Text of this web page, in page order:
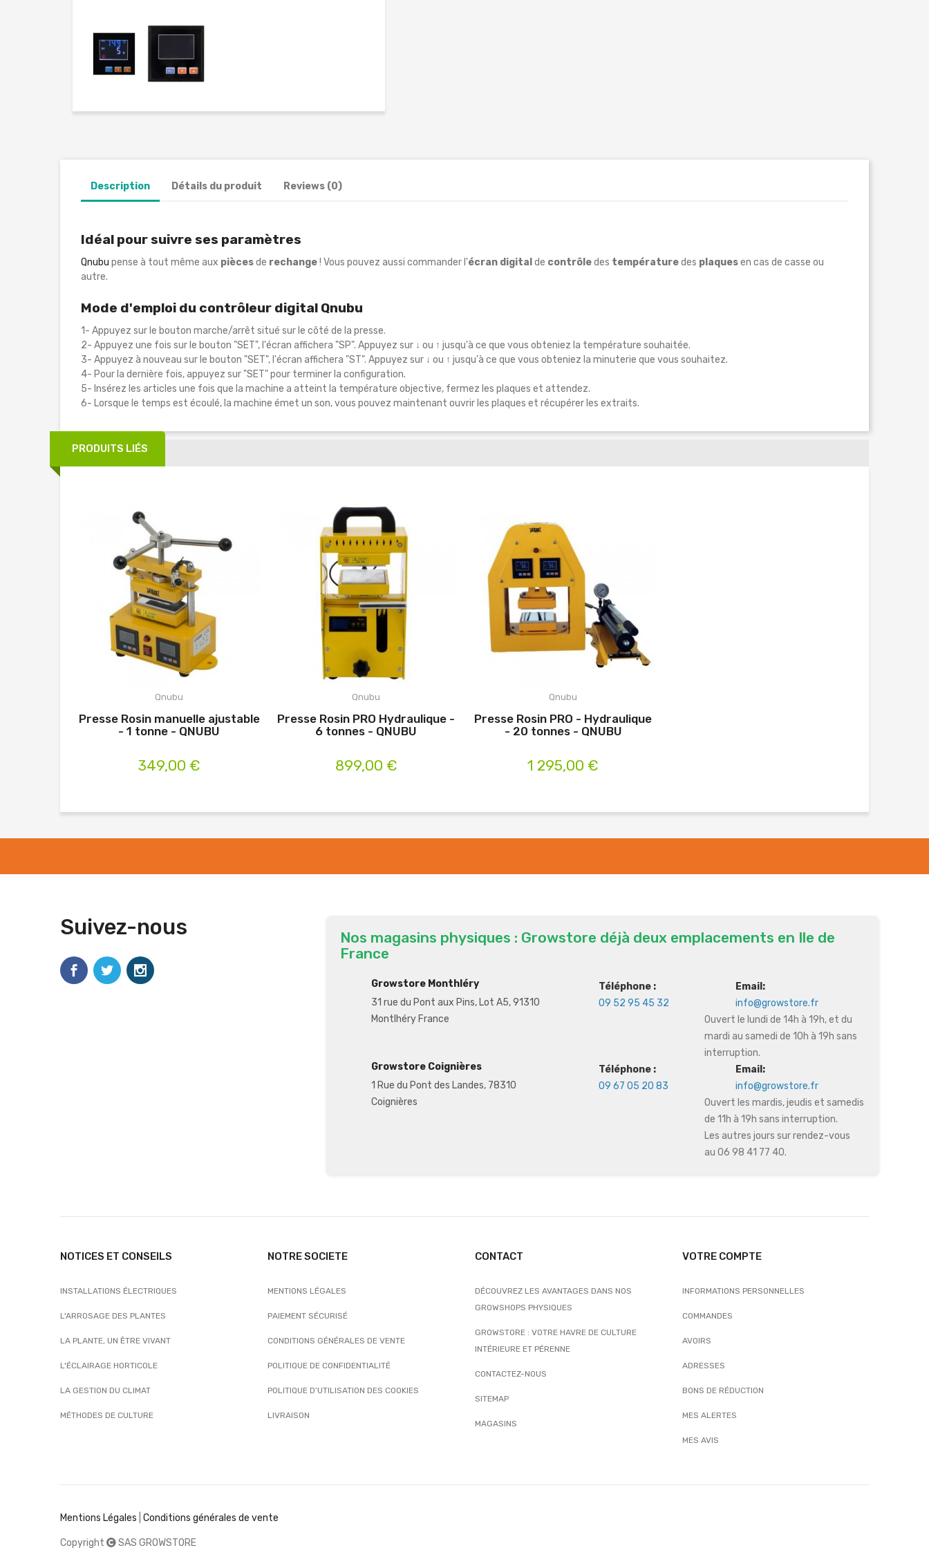
Description Détails du produit Reviews (0)
Idéal pour suivre ses paramètres
Qnubu pense à tout même aux piècesde rechange! Vous pouvez aussi commander l'écran digital de contrôledes températuredes plaquesen cas de casse ou
autre.
Mode d'emploi du contrôleur digital Qnubu
1- Appuyez sur le bouton marche/arrêt situé sur le côté de la presse.
2- Appuyez une fois sur le bouton "SET", l'écran affichera "SP". Appuyez sur ↓ ou ↑ jusqu'à ce que vous obteniez la température souhaitée.
3- Appuyez à nouveau sur le bouton "SET", l'écran affichera "ST". Appuyez sur ↓ ou ↑ jusqu'à ce que vous obteniez la minuterie que vous souhaitez.
4- Pour la dernière fois, appuyez sur "SET" pour terminer la configuration.
5- Insérez les articles une fois que la machine a atteint la température objective, fermez les plaques et attendez.
6- Lorsque le temps est écoulé, la machine émet un son, vous pouvez maintenant ouvrir les plaques et récupérer les extraits.
PRODUITS LIÉS
Qnubu
Presse Rosin manuelle ajustable
- 1 tonne - QNUBU
349,00 €
Qnubu
Presse Rosin PRO Hydraulique -
6 tonnes - QNUBU
899,00 €
Qnubu
Presse Rosin PRO - Hydraulique
- 20 tonnes - QNUBU
1 295,00 €
Suivez-nous
Nos magasins physiques : Growstore déjà deux emplacements en Ile de
France
Growstore Monthléry
31 rue du Pont aux Pins, Lot A5, 91310
Montlhéry France
Téléphone :
09 52 95 45 32
Email:
info@growstore.fr
Ouvert le lundi de 14h à 19h, et du
mardi au samedi de 10h à 19h sans
interruption.
Growstore Coignières
1 Rue du Pont des Landes, 78310
Coignières
Téléphone :
09 67 05 20 83
Email:
info@growstore.fr
Ouvert les mardis, jeudis et samedis
de 11h à 19h sans interruption.
Les autres jours sur rendez-vous
au 06 98 41 77 40.
NOTICES ET CONSEILS
INSTALLATIONS ÉLECTRIQUES
L'ARROSAGE DES PLANTES
LA PLANTE, UN ÊTRE VIVANT
L'ÉCLAIRAGE HORTICOLE
LA GESTION DU CLIMAT
MÉTHODES DE CULTURE
NOTRE SOCIETE
MENTIONS LÉGALES
PAIEMENT SÉCURISÉ
CONDITIONS GÉNÉRALES DE VENTE
POLITIQUE DE CONFIDENTIALITÉ
POLITIQUE D’UTILISATION DES COOKIES
LIVRAISON
CONTACT
DÉCOUVREZ LES AVANTAGES DANS NOS
GROWSHOPS PHYSIQUES
GROWSTORE : VOTRE HAVRE DE CULTURE
INTÉRIEURE ET PÉRENNE
CONTACTEZ-NOUS
SITEMAP
MAGASINS
VOTRE COMPTE
INFORMATIONS PERSONNELLES
COMMANDES
AVOIRS
ADRESSES
BONS DE RÉDUCTION
MES ALERTES
MES AVIS
Mentions Légales Conditions générales de vente
Copyright SAS GROWSTORE